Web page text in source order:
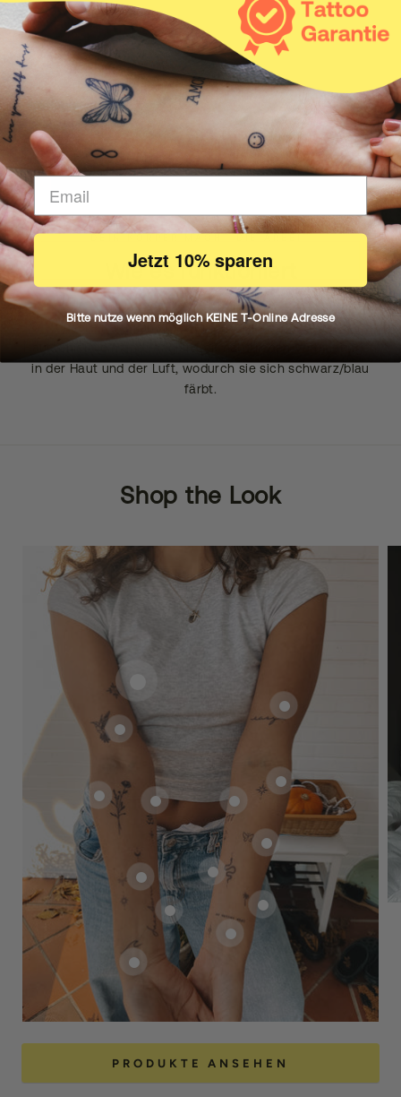
Wie es funktioniert
Unsere natürliche Inkster Tinte zieht in die erste
in der Haut und der Luft, wodurch sie sich schwarz/blau
färbt.
Shop the Look
PRODUKTE ANSEHEN
Jetzt 10% sparen
Bitte nutze wenn möglich KEINE T-Online Adresse